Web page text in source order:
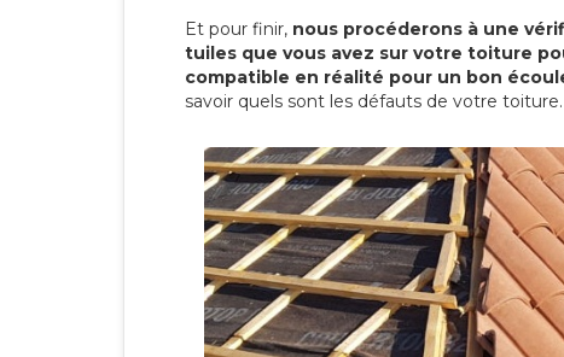
Et pour finir, nous procéderons à une
tuiles que vous avez sur votre toiture
compatible en réalité pour un bon
savoir quels sont les défauts de votre toiture.